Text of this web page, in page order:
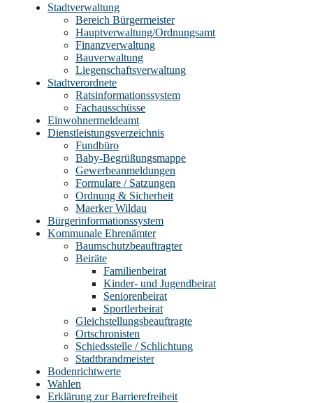
Stadtverwaltung
Bereich Bürgermeister
Hauptverwaltung/Ordnungsamt
Finanzverwaltung
Bauverwaltung
Liegenschaftsverwaltung
Stadtverordnete
Ratsinformationssystem
Fachausschüsse
Einwohnermeldeamt
Dienstleistungsverzeichnis
Fundbüro
Baby-Begrüßungsmappe
Gewerbeanmeldungen
Formulare / Satzungen
Ordnung & Sicherheit
Maerker Wildau
Bürgerinformationssystem
Kommunale Ehrenämter
Baumschutzbeauftragter
Beiräte
Familienbeirat
Kinder- und Jugendbeirat
Seniorenbeirat
Sportlerbeirat
Gleichstellungsbeauftragte
Ortschronisten
Schiedsstelle / Schlichtung
Stadtbrandmeister
Bodenrichtwerte
Wahlen
Erklärung zur Barrierefreiheit